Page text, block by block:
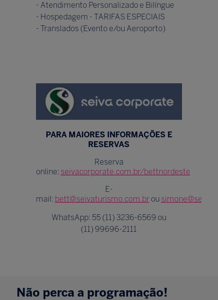
- Atendimento Personalizado e Bilíngue
- Hospedagem - TARIFAS ESPECIAIS
- Translados (Evento e/ou Aeroporto)
PARA MAIORES INFORMAÇÕES E
RESERVAS
Reserva
online: seivacorporate.com.br/bettnordeste
E-
mail: bett@seivaturismo.com.brou
WhatsApp: 55 (11) 3236-6569 ou
(11) 99696-2111
Não perca a programação!